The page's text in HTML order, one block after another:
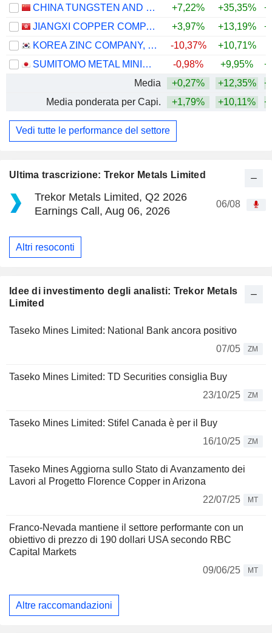
Ultima trascrizione: Trekor Metals Limited
Trekor Metals Limited, Q2 2026
Earnings Call, Aug 06, 2026
06/08
Altri resoconti
Idee di investimento degli analisti: Trekor Metals
Limited
Taseko Mines Limited: National Bank ancora positivo
07/05
ZM
Taseko Mines Limited: TD Securities consiglia Buy
23/10/25
ZM
Taseko Mines Limited: Stifel Canada è per il Buy
16/10/25
ZM
Taseko Mines Aggiorna sullo Stato di Avanzamento dei
Lavori al Progetto Florence Copper in Arizona
22/07/25
MT
Franco-Nevada mantiene il settore performante con un
obiettivo di prezzo di 190 dollari USA secondo RBC
Capital Markets
09/06/25
MT
Altre raccomandazioni
CHINA TUNGSTEN AND HIGHTECH MATERIALS CO.,LTD
+7,22% +35,35%
JIANGXI COPPER COMPANY LIMITED
+3,97% +13,19%
KOREA ZINC COMPANY, LTD.
-10,37% +10,71%
SUMITOMO METAL MINING CO., LTD.
-0,98% +9,95%
Media
+0,27% +12,35%
Media ponderata per Capi.
+1,79% +10,11%
Vedi tutte le performance del settore